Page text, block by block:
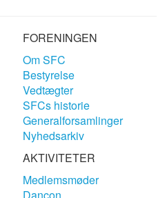
FORENINGEN
Om SFC
Bestyrelse
Vedtægter
SFCs historie
Generalforsamlinger
Nyhedsarkiv
AKTIVITETER
Medlemsmøder
Dancon